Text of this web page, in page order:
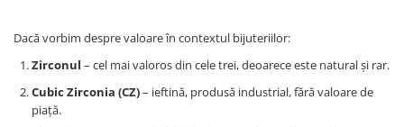
Dacă vorbim despre valoare în contextul bijuteriilor:
Zirconul – cel mai valoros din cele trei, deoarece este natural și rar.
Cubic Zirconia (CZ)– ieftină, produsă industrial, fără valoare de
piață.